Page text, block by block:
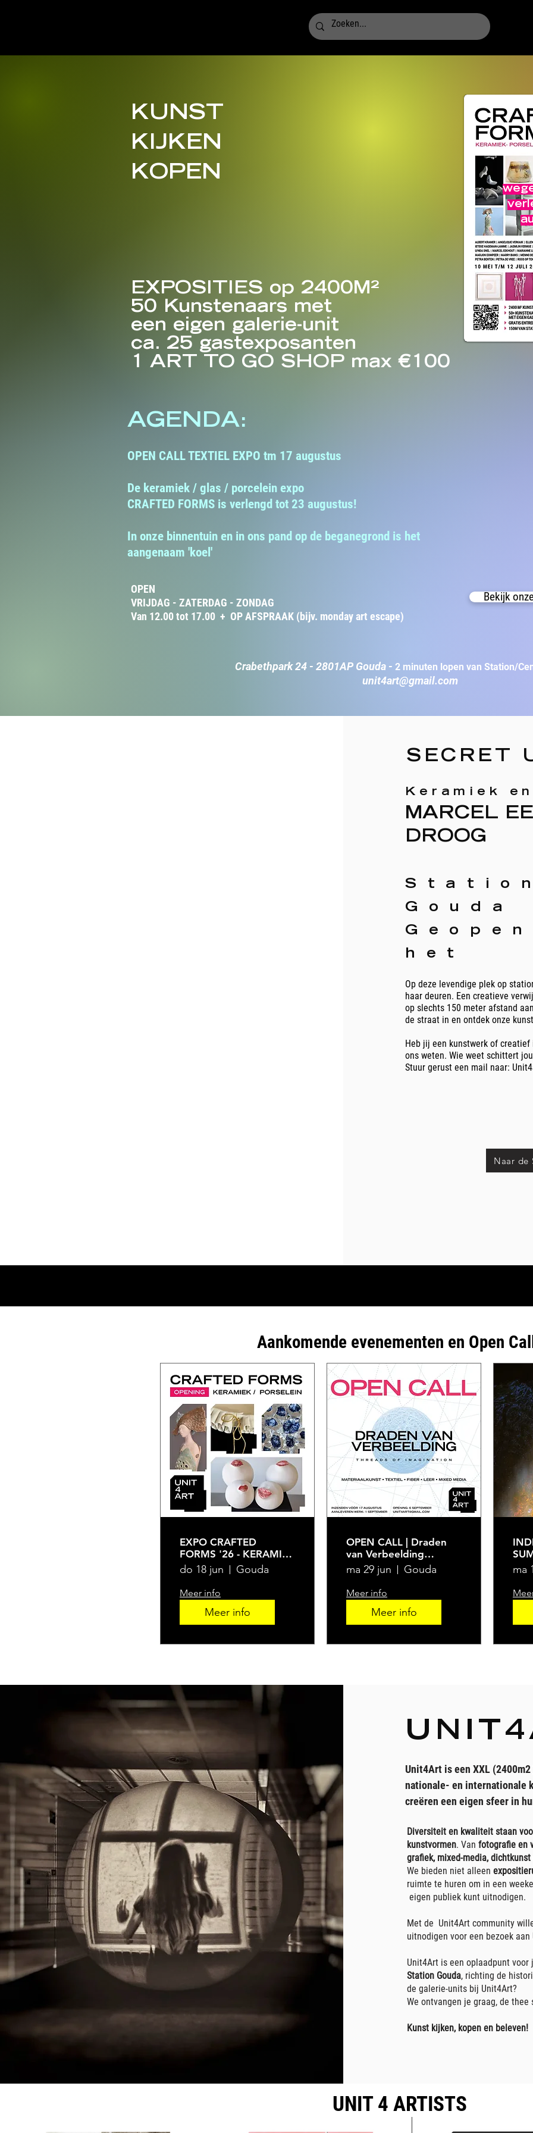
KUNST
KIJKEN
KOPEN
EXPOSITIES op 2400M²
50 Kunstenaars met
een eigen galerie-unit
ca. 25 gastexposanten
1 ART TO GO SHOP max €100
AGENDA:
OPEN CALL TEXTIEL EXPO tm 17 augustus
De keramiek / glas / porcelein expo
CRAFTED FORMS is verlengd tot 23 augustus!
In onze binnentuin en in ons pand op de beganegrond is het
aangenaam 'koel'
OPEN
VRIJDAG - ZATERDAG - ZONDAG
Van 12.00 tot 17.00 + OP AFSPRAAK (bijv. monday art escape)
Bekijk
Crabethpark 24 - 2801AP Gouda - 2 minuten lopen van Station/
unit4art@gmail.com
SECRET
Keramiek
MARCEL
DROOG
Gouda
het
Op deze levendige plek op
haar deuren. Een creatieve
op slechts 150 meter afstand
de straat in en ontdek onze
Heb jij een kunstwerk of
ons weten. Wie weet schittert
Stuur gerust een mail naar:
Naar de
Aankomende evenementen en Open
EXPO CRAFTED
FORMS '26 - KERAMIEK
/ PORSELEIN EN
GLASKUNST
VERLENGD TM 23AUG
do 18 jun Gouda
Meer info
Meer info
OPEN CALL | Draden
van Verbeelding
Threads of Imagination
ma 29 jun Gouda
Meer info
Meer info
ma
Unit4Art is een XXL
nationale- en internationale
creëren een eigen sfeer in
Diversiteit en kwaliteit staan
kunstvormen. Vanfotografie en
grafiek, mixed-media,
We bieden niet alleen
ruimte te huren om in een
eigen publiek kunt uitnodigen.
Met de Unit4Art community
uitnodigen voor een bezoek aan
Unit4Art is een oplaadpunt
Station Gouda, richting de
de galerie-units bij Unit4Art?
We ontvangen je graag, de
Kunst kijken, kopen en beleven!
UNIT 4 ARTISTS